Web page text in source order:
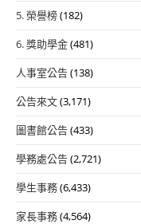
5. 榮譽榜(182)
6. 獎助學金(481)
人事室公告(138)
公告來文(3,171)
圖書館公告(433)
學務處公告(2,721)
學生事務(6,433)
家長事務(4,564)